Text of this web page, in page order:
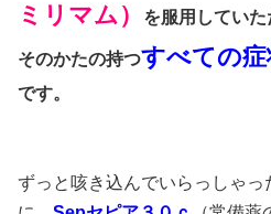
ミリマム）
を服用していた
そのかたの持つすべての症
です。
ずっと咳き込んでいらっしゃ